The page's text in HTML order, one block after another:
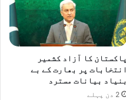
پاکستان کا آزاد کشمیر
انتخابات پر بھارت کے بے
بنیاد بیانات مسترد
2 دن پہلے